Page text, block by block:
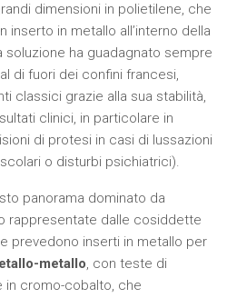
dimensioni in polietilene, che
inserto in metallo all’interno della
ha guadagnato sempre
di fuori dei confini francesi,
classici grazie alla sua stabilità,
clinici, in particolare in
di protesi in casi di lussazioni
o disturbi psichiatrici).
panorama dominato da
rappresentate dalle cosiddette
prevedono inserti in metallo per
metallo, con teste di
in cromo-cobalto, che